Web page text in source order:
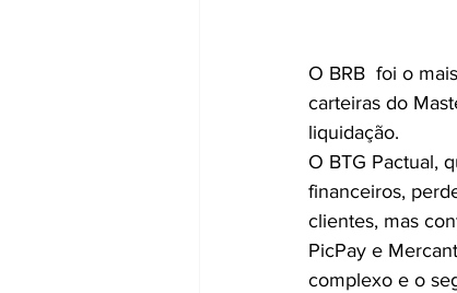
O BRB  foi o
carteiras do
liquidação.
O BTG Pactual,
financeiros,
clientes, mas
PicPay e
complexo e o